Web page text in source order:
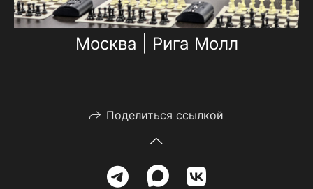
Москва | Рига Молл
Поделиться ссылкой